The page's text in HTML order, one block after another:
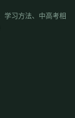
学习方法、中高考相